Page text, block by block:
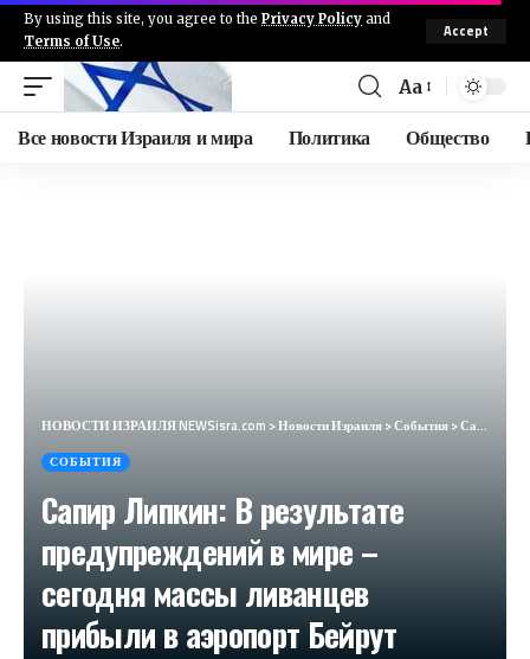
By using this site, you agree to the Privacy Policy and
Terms of Use.
Accept
Aa
Все новости Израиля и мира Политика Общество
НОВОСТИ ИЗРАИЛЯ NEWSisra.com >Новости Израиля>События>Сапир Липкин: В результате предупреждений в мире – сегодня массы ливанцев прибыли в аэропорт Бейрут
СОБЫТИЯ
Сапир Липкин: В результате
предупреждений в мире –
сегодня массы ливанцев
прибыли в аэропорт Бейрут